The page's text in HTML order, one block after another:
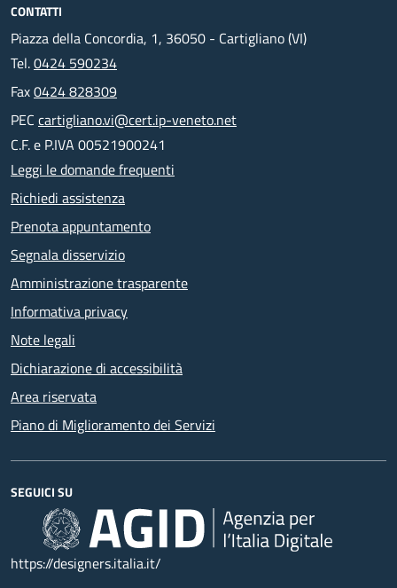
CONTATTI
Piazza della Concordia, 1, 36050 - Cartigliano (VI)
Tel.0424 590234
Fax0424 828309
PEC cartigliano.vi@cert.ip-veneto.net
C.F. e P.IVA 00521900241
Leggi le domande frequenti
Richiedi assistenza
Prenota appuntamento
Segnala disservizio
Amministrazione trasparente
Informativa privacy
Note legali
Dichiarazione di accessibilità
Area riservata
Piano di Miglioramento dei Servizi
SEGUICI SU
https://designers.italia.it/